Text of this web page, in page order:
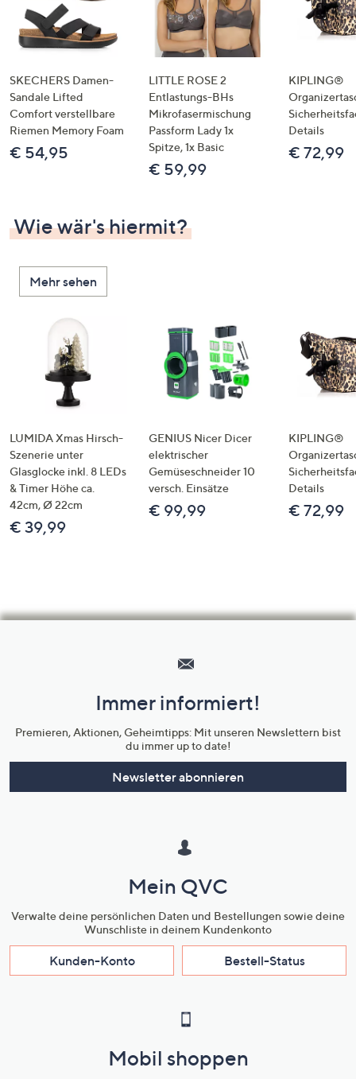
SKECHERS Damen-
Sandale Lifted
Comfort verstellbare
Riemen Memory Foam
€ 54,95
LITTLE ROSE 2
Entlastungs-BHs
Mikrofasermischung
Passform Lady 1x
Spitze, 1x Basic
€ 59,99
KIPLING®
Details
€ 72,99
Wie wär's hiermit?
Mehr sehen
LUMIDA Xmas Hirsch-
Szenerie unter
Glasglocke inkl. 8 LEDs
& Timer Höhe ca.
42cm, Ø 22cm
€ 39,99
GENIUS Nicer Dicer
elektrischer
Gemüseschneider 10
versch. Einsätze
€ 99,99
KIPLING®
Details
€ 72,99
Unternehmensinformationen
Immer informiert!
Premieren, Aktionen, Geheimtipps: Mit unseren Newslettern bist
du immer up to date!
Newsletter abonnieren
Mein QVC
Verwalte deine persönlichen Daten und Bestellungen sowie deine
Wunschliste in deinem Kundenkonto
Kunden-Konto Bestell-Status
Mobil shoppen